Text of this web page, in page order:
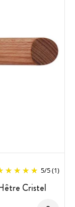
5/5(1)
Cristel